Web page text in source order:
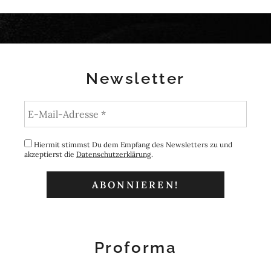
Newsletter
Hiermit stimmst Du dem Empfang des Newsletters zu und
akzeptierst die Datenschutzerklärung.
Proforma